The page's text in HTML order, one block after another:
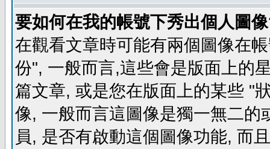
要如何在我的帳號下秀出個人圖
在觀看文章時可能有兩個圖像在
份", 一般而言,這些會是版面上的
篇文章, 或是您在版面上的某些 "
像, 一般而言這圖像是獨一無二
員, 是否有啟動這個圖像功能, 而